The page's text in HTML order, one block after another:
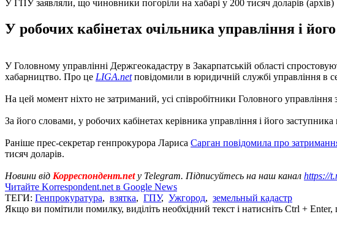
У ГПУ заявляли, що чиновники погоріли на хабарі у 200 тисяч доларів (архів)
У робочих кабінетах очільника управління і
У Головному управлінні Держгеокадастру в Закарпатській області
хабарництво. Про це LIGA.netповідомили в юридичній службі управління в
На цей момент ніхто не затриманий, усі співробітники Головного управління
За його словами, у робочих кабінетах керівника управління і його
Раніше прес-секретар генпрокурора Лариса Сарган повідомила про
тисяч доларів.
Новини від Корреспондент.netу Telegram. Підписуйтесь на наш канал https://
Читайте Korrespondent.net в Google News
ТЕГИ: Генпрокуратура, взятка, ГПУ, Ужгород, земельный кадастр
Якщо ви помітили помилку, виділіть необхідний текст і натисніть Ctrl +